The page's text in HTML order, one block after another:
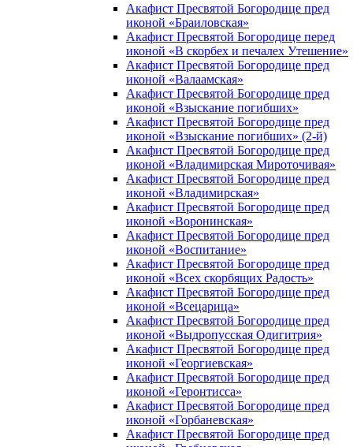
Акафист Пресвятой Богородице пред
иконой «Браиловская»
Акафист Пресвятой Богородице перед
иконой «В скорбех и печалех Утешение»
Акафист Пресвятой Богородице пред
иконой «Валаамская»
Акафист Пресвятой Богородице пред
иконой «Взыскание погибших»
Акафист Пресвятой Богородице пред
иконой «Взыскание погибших» (2-й)
Акафист Пресвятой Богородице пред
иконой «Владимирская Мироточивая»
Акафист Пресвятой Богородице пред
иконой «Владимирская»
Акафист Пресвятой Богородице пред
иконой «Воронинская»
Акафист Пресвятой Богородице пред
иконой «Воспитание»
Акафист Пресвятой Богородице пред
иконой «Всех скорбящих Радость»
Акафист Пресвятой Богородице пред
иконой «Всецарица»
Акафист Пресвятой Богородице пред
иконой «Выдропусская Одигитрия»
Акафист Пресвятой Богородице пред
иконой «Георгиевская»
Акафист Пресвятой Богородице пред
иконой «Геронтисса»
Акафист Пресвятой Богородице пред
иконой «Горбаневская»
Акафист Пресвятой Богородице пред